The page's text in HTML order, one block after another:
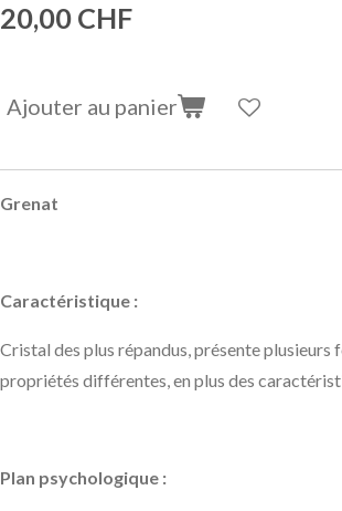
20,00 CHF
Ajouter au panier
Grenat
Caractéristique :
Cristal des plus répandus, présente plusieurs
propriétés différentes, en plus des
Plan psychologique :